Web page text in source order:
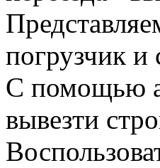
погрузчик
С помощью
вывезти